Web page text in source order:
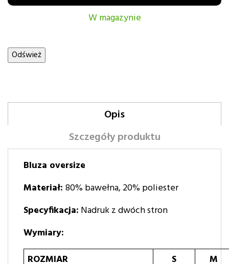
W magazynie
Opis
Szczegóły produktu
Bluza oversize
Materiał: 80% bawełna, 20% poliester
Specyfikacja: Nadruk z dwóch stron
Wymiary:
ROZMIAR
S M